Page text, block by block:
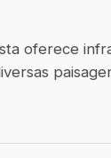
oferece